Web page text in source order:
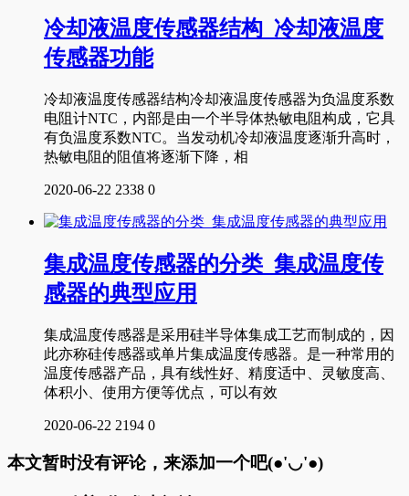
冷却液温度传感器结构_冷却液温度
传感器功能
冷却液温度传感器结构冷却液温度传感器为负温度系数
电阻计NTC，内部是由一个半导体热敏电阻构成，它具
有负温度系数NTC。当发动机冷却液温度逐渐升高时，
热敏电阻的阻值将逐渐下降，相
2020-06-22 2338 0
集成温度传感器的分类_集成温度传
感器的典型应用
集成温度传感器是采用硅半导体集成工艺而制成的，因
此亦称硅传感器或单片集成温度传感器。是一种常用的
温度传感器产品，具有线性好、精度适中、灵敏度高、
体积小、使用方便等优点，可以有效
2020-06-22 2194 0
本文暂时没有评论，来添加一个吧(●'◡'●)